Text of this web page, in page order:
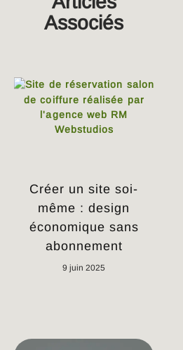
Associés
Créer un site soi-
même : design
économique sans
abonnement
9 juin 2025